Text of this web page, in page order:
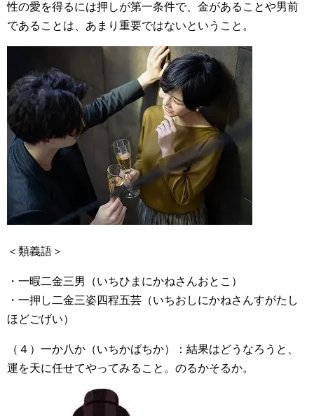
性の愛を得るには押しが第一条件で、金があることや男前
であることは、あまり重要ではないということ。
＜類義語＞
・一暇二金三男（いちひまにかねさんおとこ）
・一押し二金三姿四程五芸（いちおしにかねさんすがたし
ほどごげい）
（４）一か八か（いちかばちか）：結果はどうなろうと、
運を天に任せてやってみること。のるかそるか。